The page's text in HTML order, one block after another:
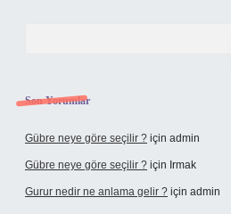
Son Yorumlar
Gübre neye göre seçilir ? için admin
Gübre neye göre seçilir ? için Irmak
Gurur nedir ne anlama gelir ? için admin